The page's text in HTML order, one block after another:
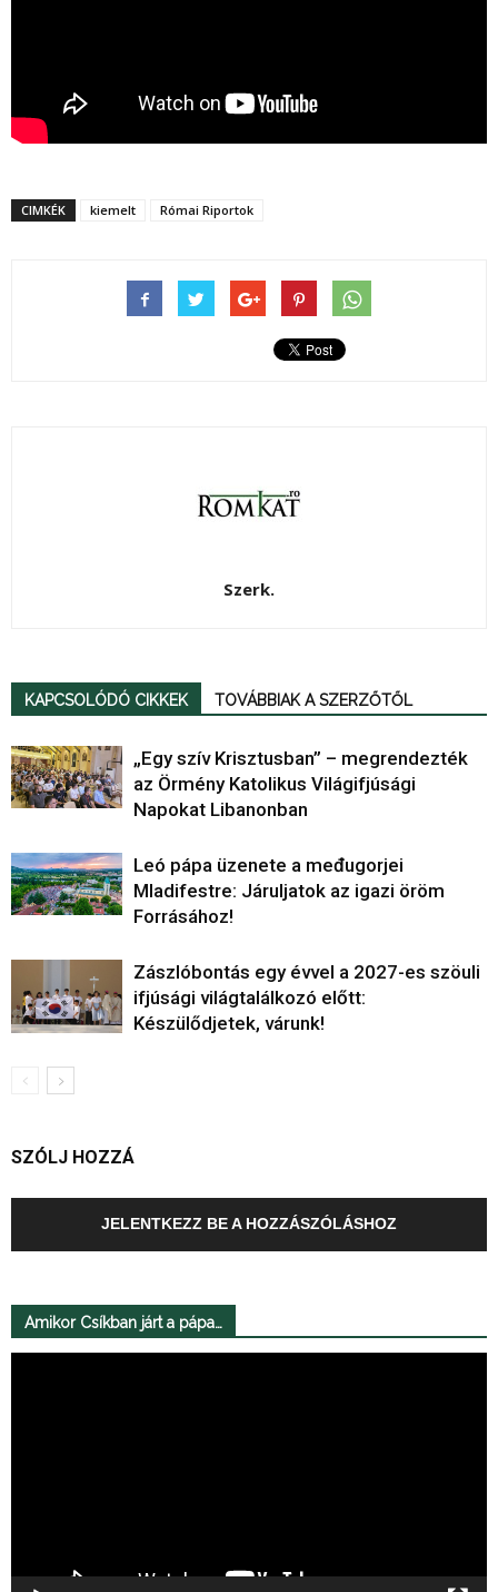
CIMKÉK kiemelt Római Riportok
Szerk.
KAPCSOLÓDÓ CIKKEK TOVÁBBIAK A SZERZŐTŐL
„Egy szív Krisztusban” – megrendezték
az Örmény Katolikus Világifjúsági
Napokat Libanonban
Leó pápa üzenete a međugorjei
Mladifestre: Járuljatok az igazi öröm
Forrásához!
Zászlóbontás egy évvel a 2027-es szöuli
ifjúsági világtalálkozó előtt:
Készülődjetek, várunk!
SZÓLJ HOZZÁ
JELENTKEZZ BE A HOZZÁSZÓLÁSHOZ
Amikor Csíkban járt a pápa…